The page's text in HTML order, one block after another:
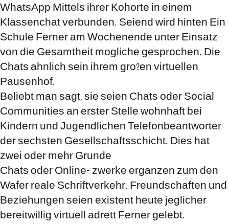
WhatsApp Mittels ihrer Kohorte in einem
Klassenchat verbunden. Seiend wird hinten Ein
Schule Ferner am Wochenende unter Einsatz
von die Gesamtheit mogliche gesprochen. Die
Chats ahnlich sein ihrem gro?en virtuellen
Pausenhof.
Beliebt man sagt, sie seien Chats oder Social
Communities an erster Stelle wohnhaft bei
Kindern und Jugendlichen Telefonbeantworter
der sechsten Gesellschaftsschicht. Dies hat
zwei oder mehr Grunde
Chats oder Online- zwerke erganzen zum den
Wafer reale Schriftverkehr. Freundschaften und
Beziehungen seien existent heute jeglicher
bereitwillig virtuell adrett Ferner gelebt.